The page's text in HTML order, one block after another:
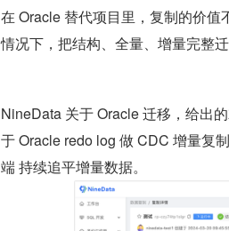
在 Oracle 替代项目里，复制的价值
情况下，把结构、全量、增量完整迁
NineData 关于 Oracle 迁移，给出
于 Oracle redo log 做 CDC 增量复
端 持续追平增量数据。